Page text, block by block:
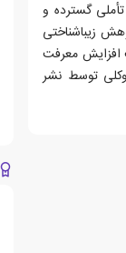
گسترده و
زیباشناختی
افزایش معرفت
توسط نشر